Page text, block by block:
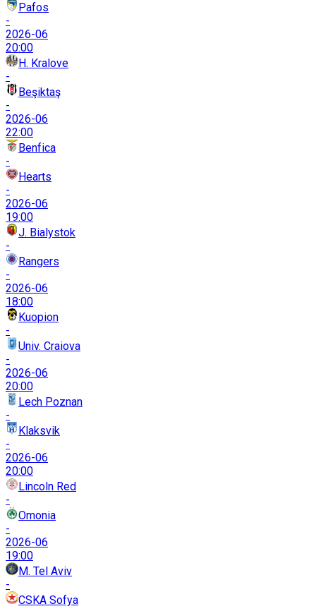
Pafos
-
2026-06
20:00
H. Kralove
-
Beşiktaş
-
2026-06
22:00
Benfica
-
Hearts
-
2026-06
19:00
J. Bialystok
-
Rangers
-
2026-06
18:00
Kuopion
-
Univ. Craiova
-
2026-06
20:00
Lech Poznan
-
Klaksvik
-
2026-06
20:00
Lincoln Red
-
Omonia
-
2026-06
19:00
M. Tel Aviv
-
CSKA Sofya